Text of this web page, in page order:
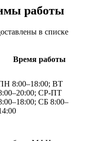
работы
в списке
Время работы
8:00–18:00; ВТ
СР-ПТ
СБ 8:00–